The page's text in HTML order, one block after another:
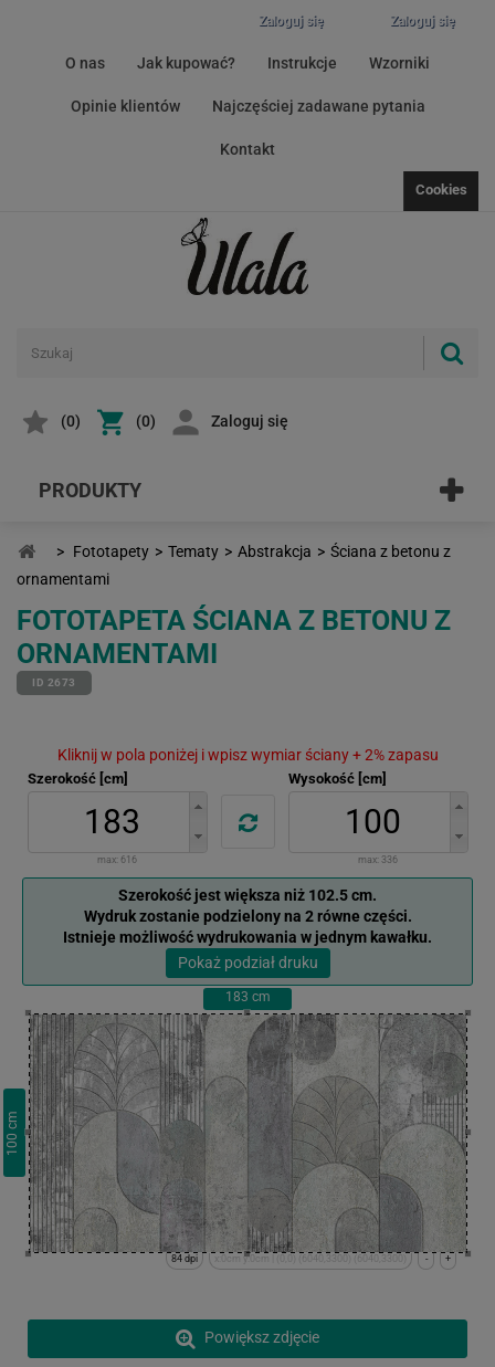
Zaloguj się
Zaloguj się
O nas Jak kupować? Instrukcje Wzorniki
Opinie klientów Najczęściej zadawane pytania
Kontakt
Cookies
(0) (0) Zaloguj się
PRODUKTY
> Fototapety > Tematy > Abstrakcja > Ściana z betonu z
ornamentami
FOTOTAPETA ŚCIANA Z BETONU Z
ORNAMENTAMI
ID 2673
Kliknij w pola poniżej i wpisz wymiar ściany + 2% zapasu
Szerokość [cm]
max: 616
Wysokość [cm]
max: 336
Szerokość jest większa niż 102.5 cm.
Wydruk zostanie podzielony na 2 równe części.
Istnieje możliwość wydrukowania w jednym kawałku.
Pokaż podział druku
183 cm
100
cm
+
-
x:0cm y:0cm | (0,0) (6040,3300) (6040,3300)
84 dpi
Powiększ zdjęcie